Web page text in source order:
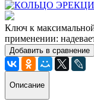
Ключ к
применении:
Добавить в сравнение
Описание